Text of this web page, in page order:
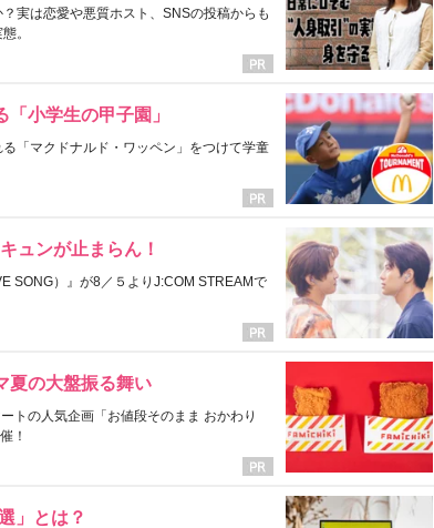
実は恋愛や悪質ホスト、SNSの投稿からも
。
小学生の甲子園」
「マクドナルド・ワッペン」をつけて学童
ュンが止まらん！
SONG）』が8／５よりJ:COM STREAMで
夏の大盤振る舞い
トの人気企画「お値段そのまま おかわり
！
」とは？